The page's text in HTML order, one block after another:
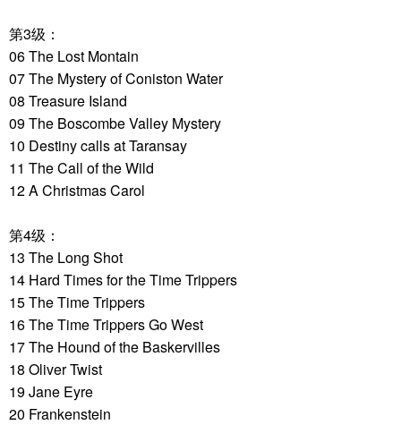
第3级：
06 The Lost Montain
07 The Mystery of Coniston Water
08 Treasure Island
09 The Boscombe Valley Mystery
10 Destiny calls at Taransay
11 The Call of the Wild
12 A Christmas Carol
第4级：
13 The Long Shot
14 Hard Times for the Time Trippers
15 The Time Trippers
16 The Time Trippers Go West
17 The Hound of the Baskervilles
18 Oliver Twist
19 Jane Eyre
20 Frankenstein